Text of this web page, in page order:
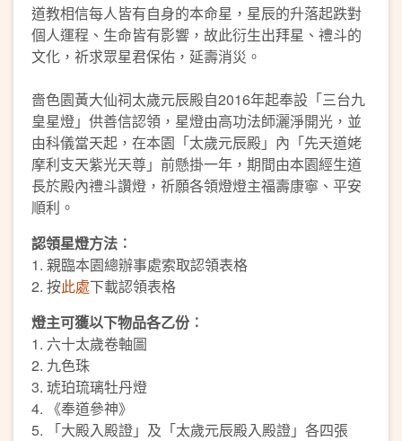
道教相信每人皆有自身的本命星，星辰的升落起跌對
個人運程、生命皆有影響，故此衍生出拜星、禮斗的
文化，祈求眾星君保佑，延壽消災。
嗇色園黃大仙祠太歲元辰殿自2016年起奉設「三台九
皇星燈」供善信認領，星燈由高功法師灑淨開光，並
由科儀當天起，在本園「太歲元辰殿」內「先天道姥
摩利支天紫光天尊」前懸掛一年，期間由本園經生道
長於殿內禮斗讚燈，祈願各領燈燈主福壽康寧、平安
順利。
認領星燈方法︰
1. 親臨本園總辦事處索取認領表格
2. 按此處下載認領表格
燈主可獲以下物品各乙份︰
1. 六十太歲卷軸圖
2. 九色珠
3. 琥珀琉璃牡丹燈
4. 《奉道參神》
5. 「大殿入殿證」及「太歲元辰殿入殿證」各四張